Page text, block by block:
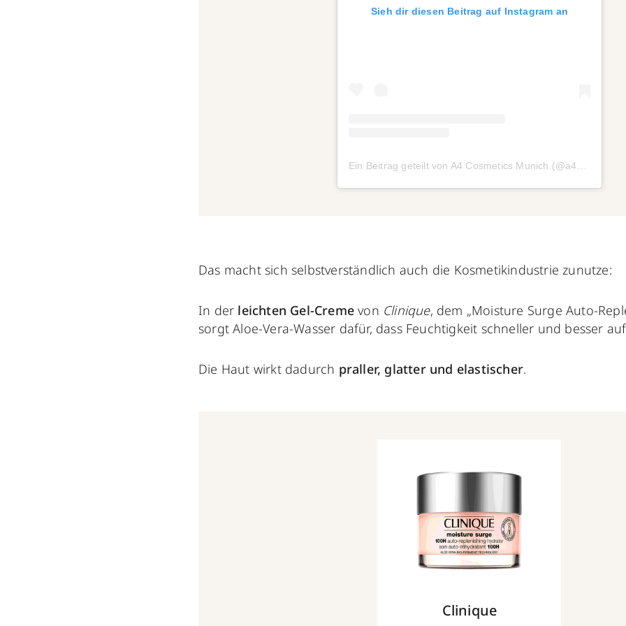
Sieh dir diesen Beitrag auf Instagram an
Ein Beitrag geteilt von A4 Cosmetics Munich (@a4cosmetics)
Das macht sich selbstverständlich auch die Kosmetikindustrie zunutze:
In der leichten Gel-Creme von Clinique, dem „Moisture Surge Auto-
sorgt Aloe-Vera-Wasser dafür, dass Feuchtigkeit schneller und besser
Die Haut wirkt dadurch praller, glatter und elastischer.
Clinique